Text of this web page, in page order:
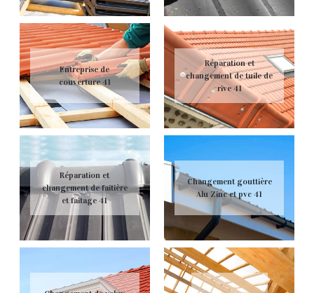
Entreprise de
couverture 41
Réparation et
changement de tuile de
rive 41
Réparation et
changement de faitière
et faitage 41
Changement gouttière
Alu Zinc et pvc 41